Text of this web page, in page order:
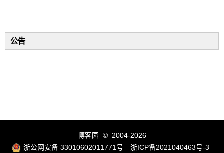
公告
博客园
© 2004-2026
浙公网安备 33010602011771号
浙ICP备2021040463号-3